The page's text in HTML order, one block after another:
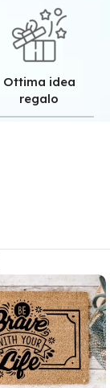
Ottima idea
regalo